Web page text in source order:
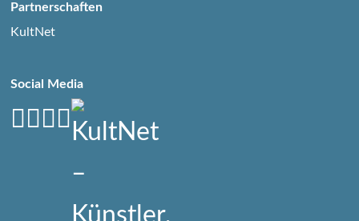
Partnerschaften
KultNet
Social Media